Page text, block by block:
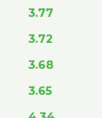
3.77
3.72
3.68
3.65